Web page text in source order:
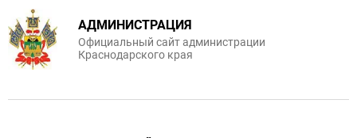
АДМИНИСТРАЦИЯ
Официальный сайт администрации
Краснодарского края